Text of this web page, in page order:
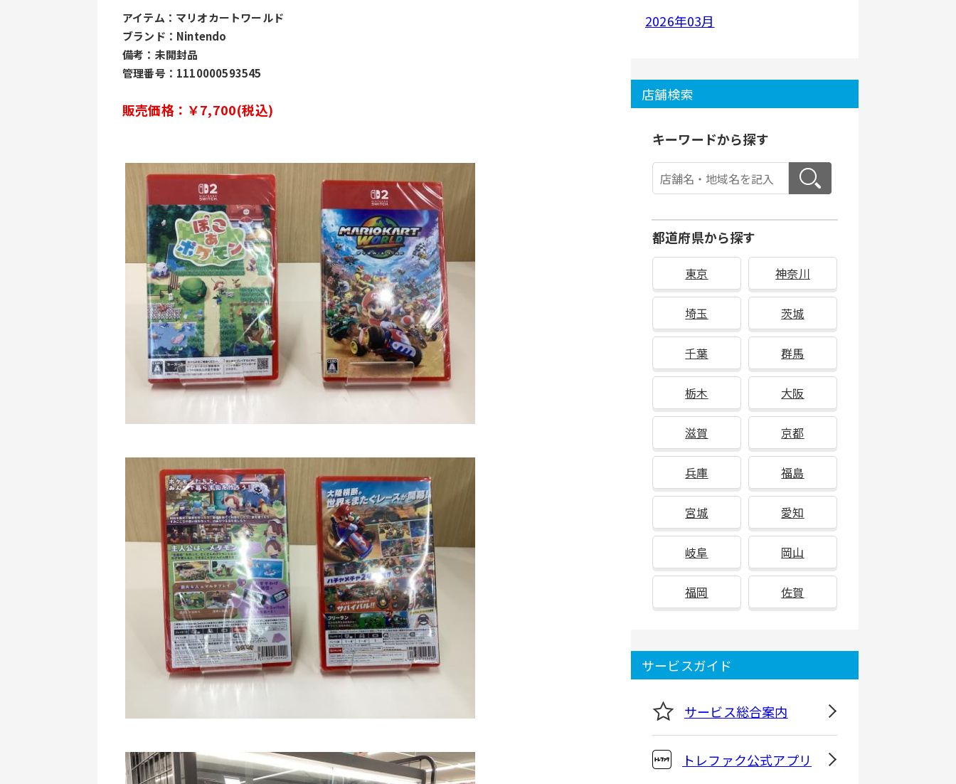
アイテム：マリオカートワールド
ブランド：Nintendo
備考：未開封品
管理番号：1110000593545
販売価格：￥7,700(税込)
2026年03月
店舗検索
キーワードから探す
都道府県から探す
東京 神奈川
埼玉 茨城
千葉 群馬
栃木 大阪
滋賀 京都
兵庫 福島
宮城 愛知
岐阜 岡山
福岡 佐賀
サービスガイド
サービス総合案内
トレファク公式アプリ